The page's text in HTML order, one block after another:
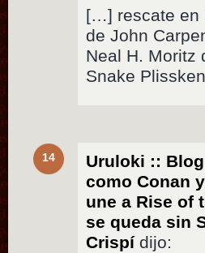
[…] rescate en
de John
Neal H.
Snake
14
Uruloki ::
como Conan
une a Rise of
se queda sin
Crispídijo: